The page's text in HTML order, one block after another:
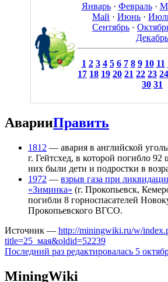
Январь· Февраль·
Май · Июнь ·
Сентябрь ·
Декабрь
1 2 3 4 5 6 7 8 9 10 11
17 18 19 20 21 22 23 24
30 31
АварииПравить
1812 — авария в английской
г. Гейтсхед, в которой погибло
них были дети и подростки в
1972 — взрыв газа при
«Зиминка» (г. Прокопьевск,
погибли 8 горноспасателей
Прокопьевского ВГСО.
Источник — http://miningwiki.ru/w/
title=25_мая&oldid=52239
Последний раз редактировалась 5
MiningWiki